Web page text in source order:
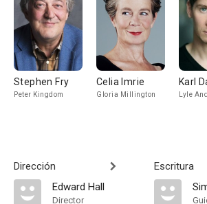
Stephen Fry
Peter Kingdom
Celia Imrie
Gloria Millington
Karl
Lyle
Dirección
Edward Hall
Director
Escritura